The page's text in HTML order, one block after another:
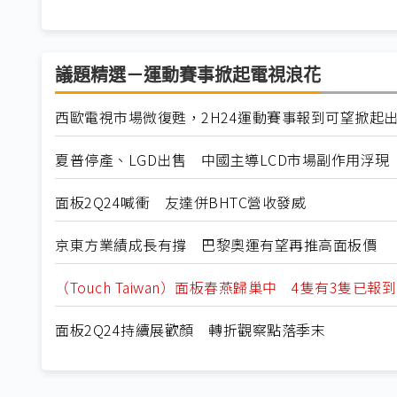
議題精選－運動賽事掀起電視浪花
西歐電視市場微復甦，2H24運動賽事報到可望掀起
夏普停產、LGD出售 中國主導LCD市場副作用浮現
面板2Q24喊衝 友達併BHTC營收發威
京東方業績成長有撐 巴黎奧運有望再推高面板價
（Touch Taiwan）面板春燕歸巢中 4隻有3隻已報到
面板2Q24持續展歡顏 轉折觀察點落季末